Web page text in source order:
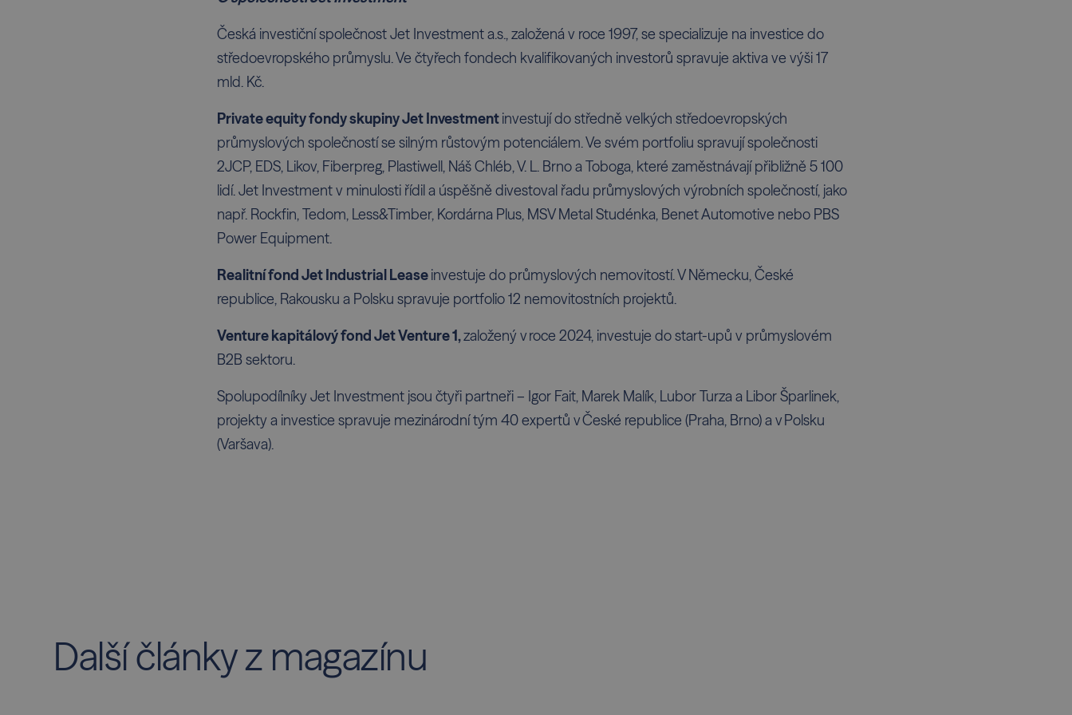
Česká investiční společnost Jet Investment a.s., založená v roce 1997, se specializuje na investice do
středoevropského průmyslu. Ve čtyřech fondech kvalifikovaných investorů spravuje aktiva ve výši 17
mld. Kč.
Private equity fondy skupiny Jet Investmentinvestují do středně velkých středoevropských
průmyslových společností se silným růstovým potenciálem. Ve svém portfoliu spravují společnosti
2JCP, EDS, Likov, Fiberpreg, Plastiwell, Náš Chléb, V. L. Brno a Toboga, které zaměstnávají přibližně 5 100
lidí. Jet Investment v minulosti řídil a úspěšně divestoval řadu průmyslových výrobních společností, jako
např. Rockfin, Tedom, Less&Timber, Kordárna Plus, MSV Metal Studénka, Benet Automotive nebo PBS
Power Equipment.
Realitní fond Jet Industrial Leaseinvestuje do průmyslových nemovitostí. V Německu, České
republice, Rakousku a Polsku spravuje portfolio 12 nemovitostních projektů.
Venture kapitálový fond Jet Venture 1,založený v roce 2024, investuje do start-upů v průmyslovém
B2B sektoru.
Spolupodílníky Jet Investment jsou čtyři partneři – Igor Fait, Marek Malík, Lubor Turza a Libor Šparlinek,
projekty a investice spravuje mezinárodní tým 40 expertů v České republice (Praha, Brno) a v Polsku
(Varšava).
Další články z magazínu